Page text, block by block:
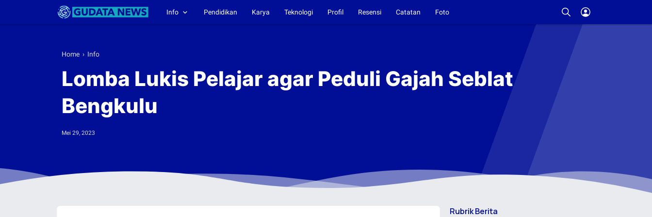
Info Pendidikan Karya Teknologi Profil Resensi Catatan Foto
Home › Info
Lomba Lukis Pelajar agar Peduli Gajah Seblat
Bengkulu
Mei 29, 2023
Rubrik Berita